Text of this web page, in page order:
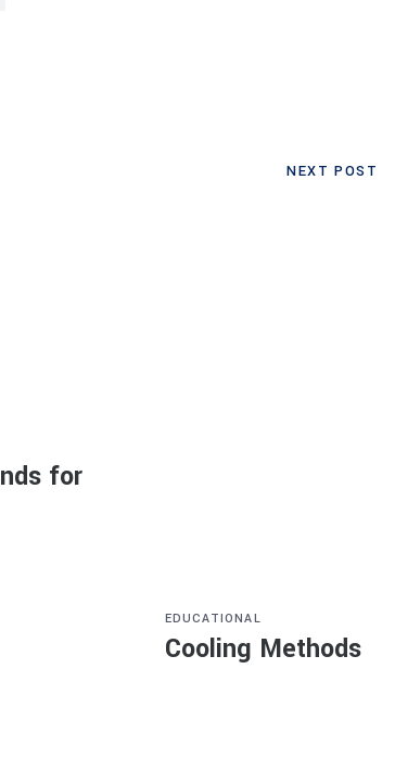
NEXT POST
for
EDUCATIONAL
Cooling Methods